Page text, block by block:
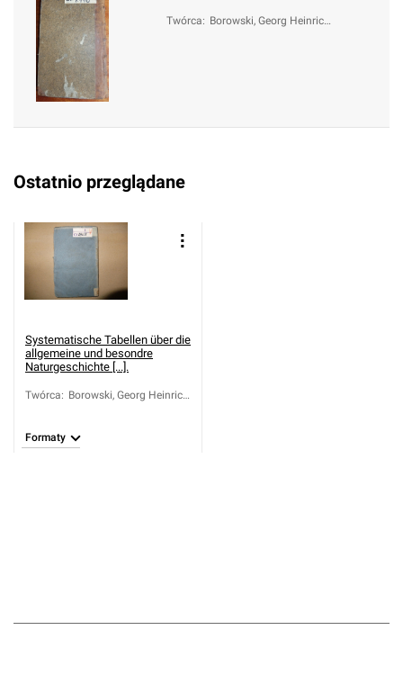
Twórca: Borowski, Georg Heinrich
Ostatnio przeglądane
Systematische Tabellen über die
allgemeine und besondre
Naturgeschichte [...].
Twórca: Borowski, Georg Heinrich
Formaty